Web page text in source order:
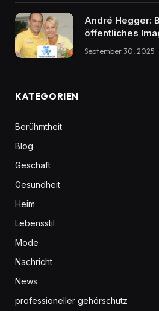
André Hegger:
öffentliches
September 30, 2025
KATEGORIEN
Berühmtheit
Blog
Geschäft
Gesundheit
Heim
Lebensstil
Mode
Nachricht
News
professioneller gehörschutz